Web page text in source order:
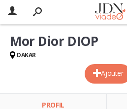
Ajouter
Mor Dior DIOP
DAKAR
PROFIL